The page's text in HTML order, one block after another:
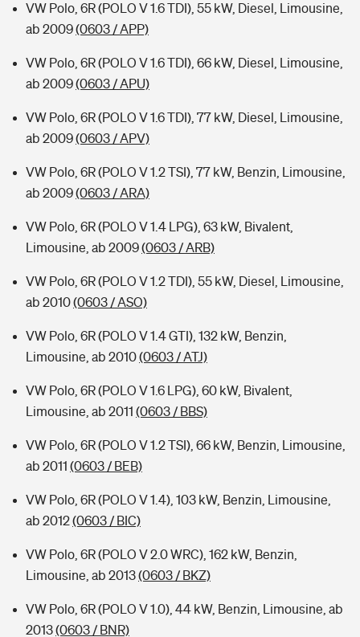
VW Polo, 6R (POLO V 1.6 TDI), 55 kW, Diesel, Limousine,
ab 2009(0603 / APP)
VW Polo, 6R (POLO V 1.6 TDI), 66 kW, Diesel, Limousine,
ab 2009(0603 / APU)
VW Polo, 6R (POLO V 1.6 TDI), 77 kW, Diesel, Limousine,
ab 2009(0603 / APV)
VW Polo, 6R (POLO V 1.2 TSI), 77 kW, Benzin, Limousine,
ab 2009(0603 / ARA)
VW Polo, 6R (POLO V 1.4 LPG), 63 kW, Bivalent,
Limousine, ab 2009(0603 / ARB)
VW Polo, 6R (POLO V 1.2 TDI), 55 kW, Diesel, Limousine,
ab 2010(0603 / ASO)
VW Polo, 6R (POLO V 1.4 GTI), 132 kW, Benzin,
Limousine, ab 2010(0603 / ATJ)
VW Polo, 6R (POLO V 1.6 LPG), 60 kW, Bivalent,
Limousine, ab 2011 (0603 / BBS)
VW Polo, 6R (POLO V 1.2 TSI), 66 kW, Benzin, Limousine,
ab 2011 (0603 / BEB)
VW Polo, 6R (POLO V 1.4), 103 kW, Benzin, Limousine,
ab 2012(0603 / BIC)
VW Polo, 6R (POLO V 2.0 WRC), 162 kW, Benzin,
Limousine, ab 2013(0603 / BKZ)
VW Polo, 6R (POLO V 1.0), 44 kW, Benzin, Limousine, ab
2013(0603 / BNR)